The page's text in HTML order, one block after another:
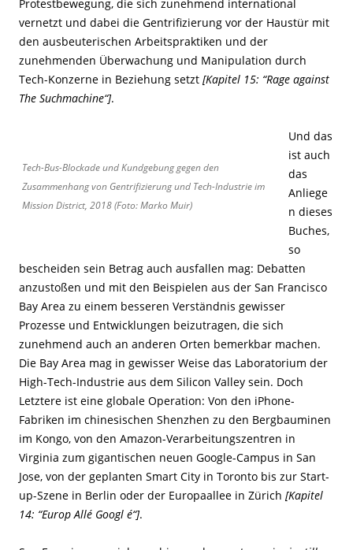
Protestbewegung, die sich zunehmend international
vernetzt und dabei die Gentrifizierung vor der Haustür mit
den ausbeuterischen Arbeitspraktiken und der
zunehmenden Überwachung und Manipulation durch
Tech-Konzerne in Beziehung setzt [Kapitel 15: “Rage against
The Suchmachine“].
Tech-Bus-Blockade und Kundgebung gegen den
Zusammenhang von Gentrifizierung und Tech-Industrie im
Mission District, 2018 (Foto: Marko Muir)
Und das
ist auch
das
Anliege
n dieses
Buches,
so
bescheiden sein Betrag auch ausfallen mag: Debatten
anzustoßen und mit den Beispielen aus der San Francisco
Bay Area zu einem besseren Verständnis gewisser
Prozesse und Entwicklungen beizutragen, die sich
zunehmend auch an anderen Orten bemerkbar machen.
Die Bay Area mag in gewisser Weise das Laboratorium der
High-Tech-Industrie aus dem Silicon Valley sein. Doch
Letztere ist eine globale Operation: Von den iPhone-
Fabriken im chinesischen Shenzhen zu den Bergbauminen
im Kongo, von den Amazon-Verarbeitungszentren in
Virginia zum gigantischen neuen Google-Campus in San
Jose, von der geplanten Smart City in Toronto bis zur Start-
up-Szene in Berlin oder der Europaallee in Zürich [Kapitel
14: “Europ Allé Googl é“].